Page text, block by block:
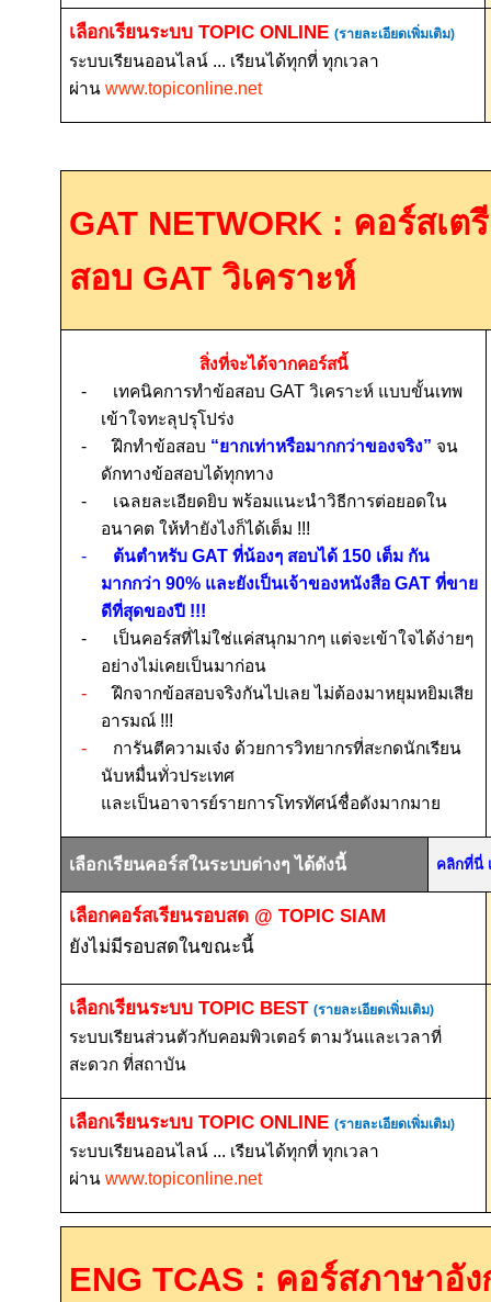
เลือกเรียนระบบTOPIC ONLINE (รายละเอียดเพิ่มเติม)
ระบบเรียนออนไลน์ ... เรียนได้ทุกที่ ทุกเวลา
ผ่านwww.topiconline.net
GAT NETWORK : คอร์สเต
สอบ GATวิเคราะห์
สิ่งที่จะได้จากคอร์สนี้
-
เทคนิคการทำข้อสอบ GAT วิเคราะห์ แบบขั้นเทพ
เข้าใจทะลุปรุโปร่ง
-
ฝึกทำข้อสอบ “ยากเท่าหรือมากกว่าของจริง” จน
ดักทางข้อสอบได้ทุกทาง
-
เฉลยละเอียดยิบ พร้อมแนะนำวิธีการต่อยอดใน
อนาคต ให้ทำยังไงก็ได้เต็ม !!!
-
ต้นตำหรับ GAT ที่น้องๆ สอบได้150 เต็ม กัน
มากกว่า 90% และยังเป็นเจ้าของหนังสือ GAT ที่ขาย
ดีที่สุดของปี !!!
-
เป็นคอร์สที่ไม่ใช่แค่สนุกมากๆ แต่จะเข้าใจได้ง่ายๆ
อย่างไม่เคยเป็นมาก่อน
-
ฝึกจากข้อสอบจริงกันไปเลย ไม่ต้องมาหยุมหยิมเสีย
อารมณ์ !!!
-
การันตีความเจ๋ง ด้วยการวิทยากรที่สะกดนักเรียน
นับหมื่นทั่วประเทศ
และเป็นอาจารย์รายการโทรทัศน์ชื่อดังมากมาย
เลือกเรียนคอร์สในระบบต่างๆ ได้ดังนี้ คลิกที่นี่
เลือกคอร์สเรียนรอบสด @ TOPIC SIAM
ยังไม่มีรอบสดในขณะนี้
เลือกเรียนระบบTOPIC BEST (รายละเอียดเพิ่มเติม)
ระบบเรียนส่วนตัวกับคอมพิวเตอร์ ตามวันและเวลาที่
สะดวก ที่สถาบัน
เลือกเรียนระบบTOPIC ONLINE (รายละเอียดเพิ่มเติม)
ระบบเรียนออนไลน์ ... เรียนได้ทุกที่ ทุกเวลา
ผ่านwww.topiconline.net
ENG TCAS : คอร์สภาษาอั